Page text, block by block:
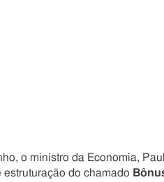
o ministro da Economia,
estruturação do chamado